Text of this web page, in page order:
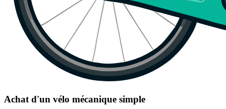
Achat d'un vélo mécanique simple